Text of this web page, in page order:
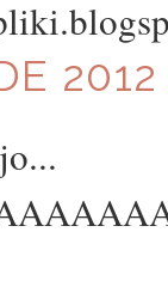
2012